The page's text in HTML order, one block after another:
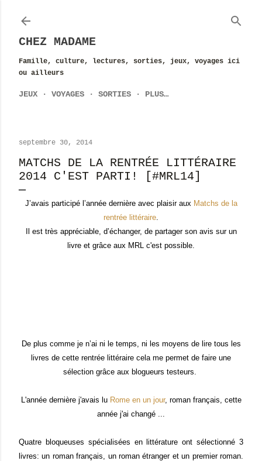
CHEZ MADAME
Famille, culture, lectures, sorties, jeux, voyages ici
ou ailleurs
JEUX VOYAGES SORTIES PLUS…
septembre 30, 2014
MATCHS DE LA RENTRÉE LITTÉRAIRE
2014 C'EST PARTI! [#MRL14]
J’avais participé l’année dernière avec plaisir aux Matchs de la
rentrée littéraire.
Il est très appréciable, d’échanger, de partager son avis sur un
livre et grâce aux MRL c'est possible.
De plus comme je n’ai ni le temps, ni les moyens de lire tous les
livres de cette rentrée littéraire cela me permet de faire une
sélection grâce aux blogueurs testeurs.
L'année dernière j'avais lu Rome en un jour, roman français, cette
année j'ai changé ...
Quatre bloqueuses spécialisées en littérature ont sélectionné 3
livres: un roman français, un roman étranger et un premier roman.